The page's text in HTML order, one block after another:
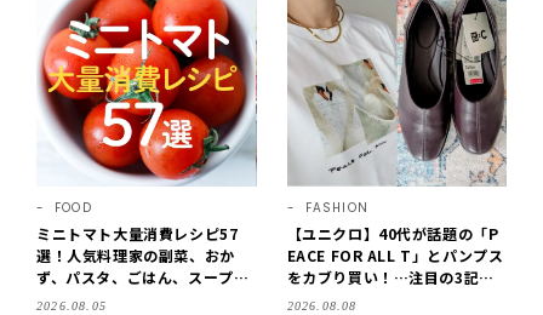
FOOD
ミニトマト大量消費レシピ57
選！人気料理家の副菜、おか
ず、パスタ、ごはん、スープま
で【保存版】
2026.08.05
FASHION
【ユニクロ】40代が話題の「P
EACE FOR ALL T」とパンプス
をカブり買い！…注目の3記事
をチェック♪【LEE100人隊・2
2026.08.08